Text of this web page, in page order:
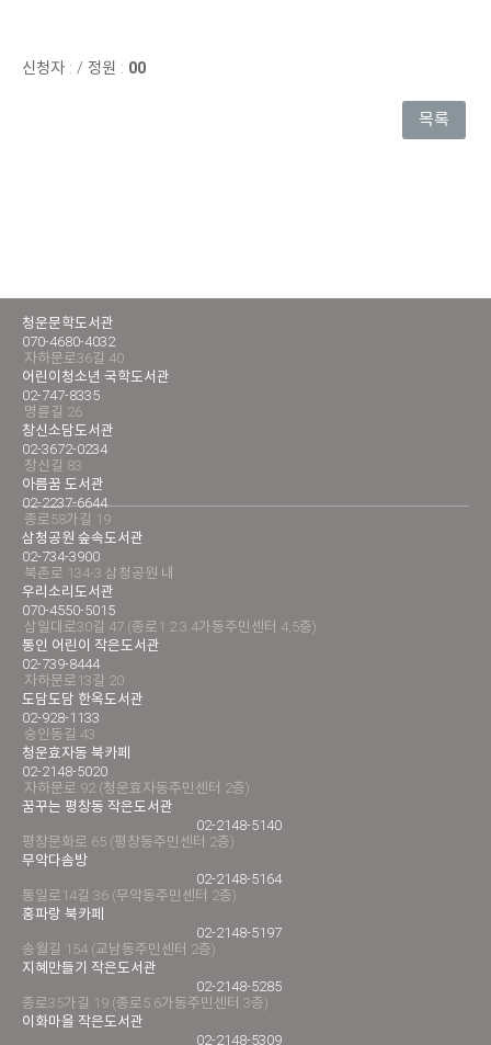
신청자 : / 정원 : 00
목록
청운문학도서관
070-4680-4032
자하문로36길 40
어린이청소년 국학도서관
02-747-8335
명륜길 26
창신소담도서관
02-3672-0234
창신길 83
아름꿈 도서관
02-2237-6644
종로58가길 19
삼청공원 숲속도서관
02-734-3900
북촌로 134-3 삼청공원 내
우리소리도서관
070-4550-5015
삼일대로30길 47 (종로1.2.3.4가동주민센터 4,5층)
통인 어린이 작은도서관
02-739-8444
자하문로13길 20
도담도담 한옥도서관
02-928-1133
숭인동길 43
청운효자동 북카페
02-2148-5020
자하문로 92 (청운효자동주민센터 2층)
꿈꾸는 평창동 작은도서관
02-2148-5140
평창문화로 65 (평창동주민센터 2층)
무악다솜방
02-2148-5164
통일로14길 36 (무악동주민센터 2층)
홍파랑 북카페
02-2148-5197
송월길 154 (교남동주민센터 2층)
지혜만들기 작은도서관
02-2148-5285
종로35가길 19 (종로5.6가동주민센터 3층)
이화마을 작은도서관
02-2148-5309